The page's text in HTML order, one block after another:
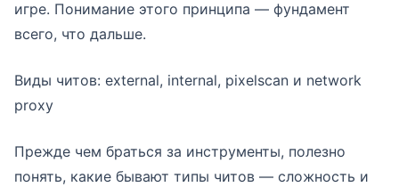
игре. Понимание этого принципа — фундамент
всего, что дальше.
Виды читов: external, internal, pixelscan и network
proxy
Прежде чем браться за инструменты, полезно
понять, какие бывают типы читов — сложность и